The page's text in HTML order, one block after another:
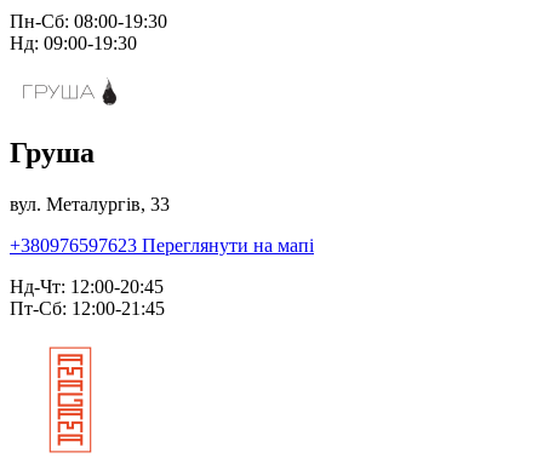
Пн-Сб: 08:00-19:30
Нд: 09:00-19:30
Груша
вул. Металургів, 33
+380976597623 Переглянути на мапі
Нд-Чт: 12:00-20:45
Пт-Сб: 12:00-21:45